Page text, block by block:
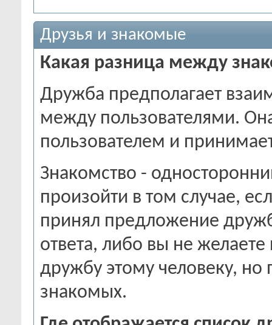
Друзья и знакомые
Какая разница между
Дружба предполагает
между пользователями.
пользователем и
Знакомство -
произойти в том случае,
принял предложение
ответа, либо вы не
дружбу этому человеку, но
знакомых.